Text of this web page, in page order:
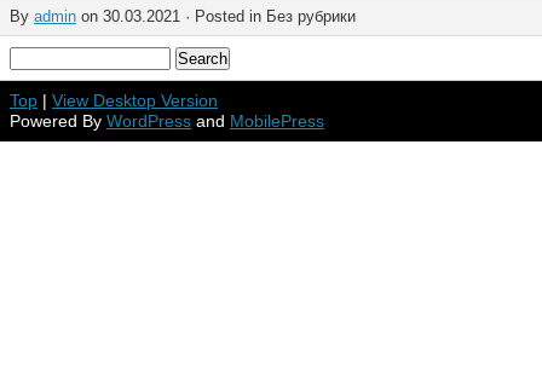
By admin on 30.03.2021 · Posted in Без рубрики
Top | View Desktop Version
Powered By WordPress and MobilePress